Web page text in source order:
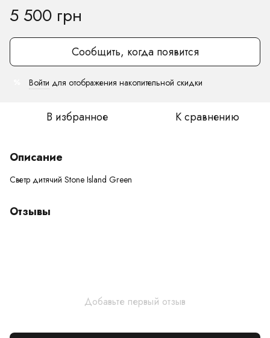
5 500 грн
Сообщить, когда появится
Войти для отображения накопительной скидки
В избранное К сравнению
Описание
Светр дитячий Stone Island Green
Отзывы
Добавьте первый отзыв